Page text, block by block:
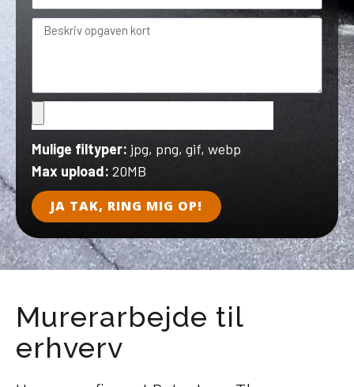
Mulige filtyper: jpg, png, gif, webp
Max upload: 20MB
JA TAK, RING MIG OP!
Murerarbejde til
erhverv